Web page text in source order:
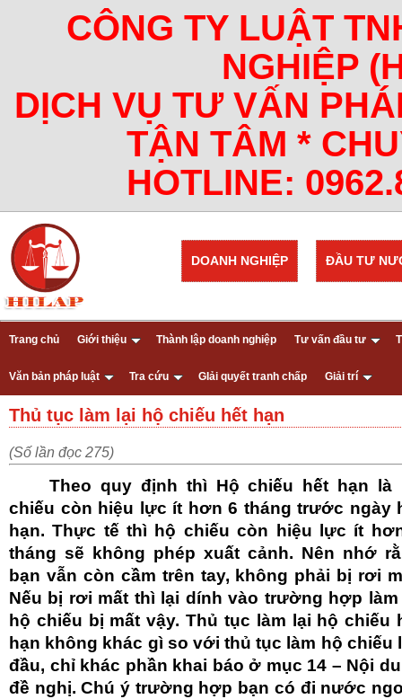
CÔNG TY LUẬT
NGHIỆP
DỊCH VỤ TƯ VẤN
TẬN TÂM *
HOTLINE:
ĐẦU TƯ
DOANH NGHIỆP
Trang chủ Giới thiệu Thành lập doanh nghiệp Tư vấn đầu tư
Văn bản pháp luật Tra cứu GIải quyết tranh chấp Giải trí
Thủ tục làm lại hộ chiếu hết hạn
(Số lần đọc 275)
Theo quy định thì Hộ chiếu hết hạn là
chiếu còn hiệu lực ít hơn 6 tháng trước ngày
hạn. Thực tế thì hộ chiếu còn hiệu lực ít
tháng sẽ không phép xuất cảnh. Nên nhớ
bạn vẫn còn cầm trên tay, không phải bị rơi
Nếu bị rơi mất thì lại dính vào trường hợp làm
hộ chiếu bị mất vậy. Thủ tục làm lại hộ chiếu
hạn không khác gì so với thủ tục làm hộ chiếu
đầu, chỉ khác phần khai báo ở mục 14 – Nội
đề nghị. Chú ý trường hợp bạn có đi nước